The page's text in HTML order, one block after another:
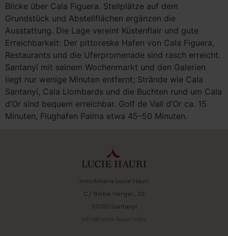
Blicke über Cala Figuera. Stellplätze auf dem
Grundstück und Abstellflächen ergänzen die
Ausstattung. Die Lage vereint Küstenflair und gute
Erreichbarkeit: Der pittoreske Hafen von Cala Figuera,
Restaurants und die Uferpromenade sind rasch erreicht.
Santanyí mit seinem Wochenmarkt und den Galerien
liegt nur wenige Minuten entfernt; Strände wie Cala
Santanyí, Cala Llombards und die Buchten rund um Cala
d’Or sind bequem erreichbar. Golf de Vall d’Or ca. 15
Minuten, Flughafen Palma etwa 45–50 Minuten.
Inmobiliaria Lucie Hauri
C/ Bisbe Verger, 26
07650 Santanyí
info@lucie-hauri.com